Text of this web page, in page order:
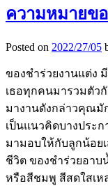
ความหมายข
Posted on 2022/27/05
ของชำร่วยงานแต่ง
เธอทุกคนมารวมตัว
มางานดังกล่าวคุณมั
เป็นแนวคิดบางประ
มามอบให้กับลูกน้อย
ชีวิต ของชำร่วยอาบ
หรือสีชมพู สีสดใสเห